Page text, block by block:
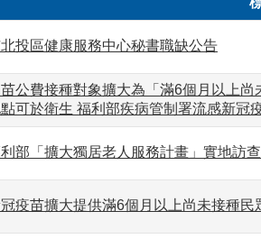
投區健康服務中心秘書職缺公告
公費接種對象擴大為「滿6個月以上
可於衛生 福利部疾病管制署流感新冠
部「擴大獨居老人服務計畫」實地訪
疫苗擴大提供滿6個月以上尚未接種民